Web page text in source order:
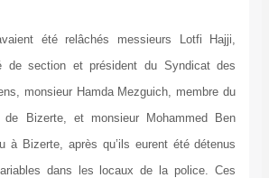
été relâchés messieurs Lotfi Hajji,
de section et président du Syndicat des
monsieur Hamda Mezguich, membre du
Bizerte, et monsieur Mohammed Ben
à Bizerte, après qu’ils eurent été détenus
dans les locaux de la police. Ces